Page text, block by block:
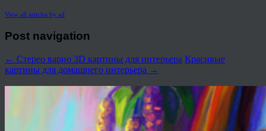
View all articles by ad
Post navigation
← Стерео варио 3D картины для интерьера Красивые
картины для домашнего интерьера →